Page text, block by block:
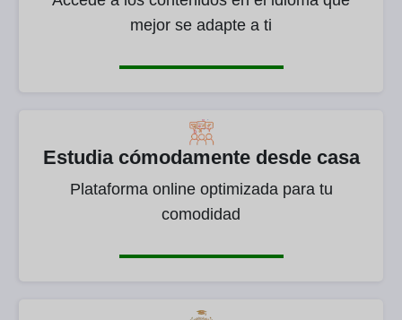
mejor se adapte a ti
Estudia cómodamente desde casa
Plataforma online optimizada para tu
comodidad